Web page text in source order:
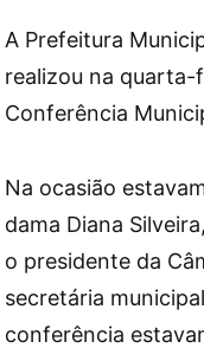
A Prefeitura
realizou na quarta-
Conferência
Na ocasião
dama Diana
o presidente da
secretária
conferência